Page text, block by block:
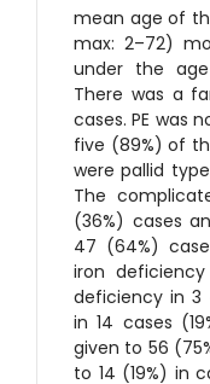
mean age of
max: 2–72)
under the
There was a
cases. PE was
five (89%) of
were pallid
The
(36%) cases
47 (64%)
iron
deficiency in 3
in 14 cases
given to 56
to 14 (19%) in